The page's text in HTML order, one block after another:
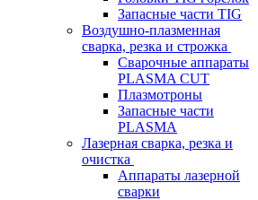
Запасные части TIG
Воздушно-плазменная
сварка, резка и строжка
Сварочные аппараты
PLASMA CUT
Плазмотроны
Запасные части
PLASMA
Лазерная сварка, резка и
очистка
Аппараты лазерной
сварки